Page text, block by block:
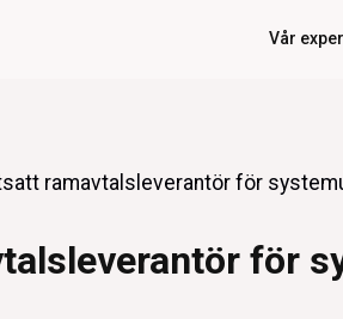
Vår
ramavtalsleverantör för
för